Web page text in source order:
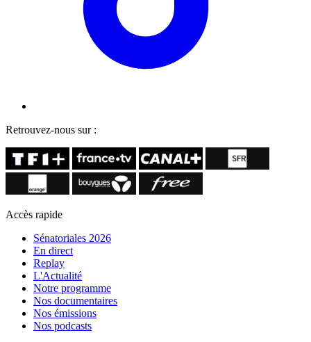
Retrouvez-nous sur :
Accès rapide
Sénatoriales 2026
En direct
Replay
L'Actualité
Notre programme
Nos documentaires
Nos émissions
Nos podcasts